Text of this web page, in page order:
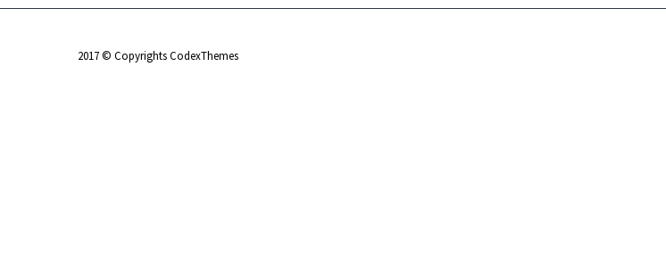
2017 © Copyrights CodexThemes